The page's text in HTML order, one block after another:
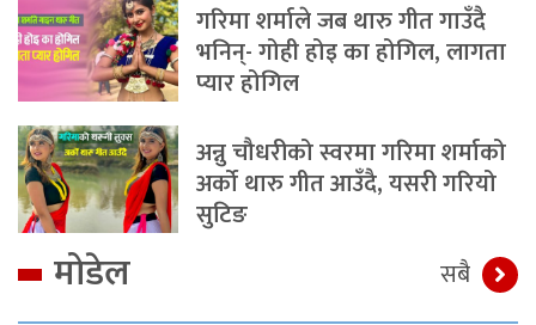
गरिमा शर्माले जब थारु गीत गाउँदै
भनिन्- गोही होइ का होगिल, लागता
प्यार होगिल
अन्नु चौधरीको स्वरमा गरिमा शर्माको
अर्को थारु गीत आउँदै, यसरी गरियो
सुटिङ
मोडेल सबै